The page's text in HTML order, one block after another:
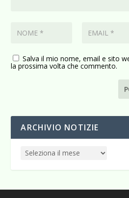
Salva il mio nome, email e sito
la prossima volta che commento.
ARCHIVIO NOTIZIE